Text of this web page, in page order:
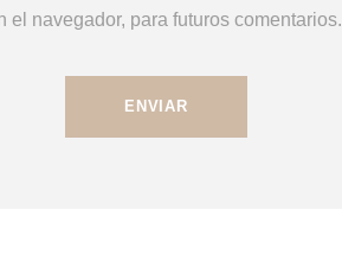
el navegador, para futuros comentarios.